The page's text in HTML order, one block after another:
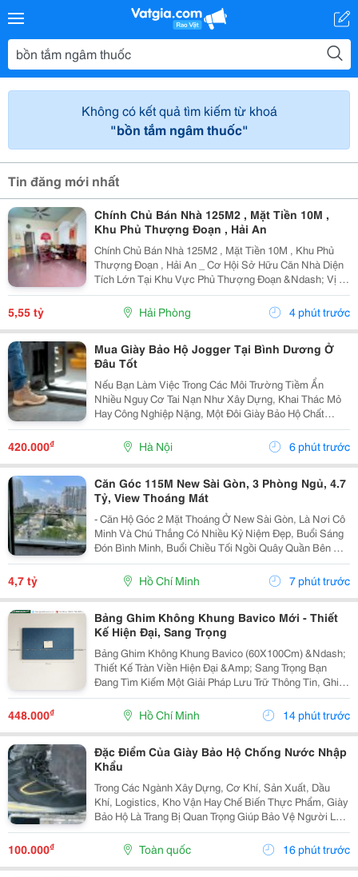
Không có kết quả tìm kiếm từ khoá
"bồn tắm ngâm thuốc"
Tin đăng mới nhất
Chính Chủ Bán Nhà 125M2 , Mặt Tiền 10M ,
Khu Phủ Thượng Đoạn , Hải An
Chính Chủ Bán Nhà 125M2 , Mặt Tiền 10M , Khu Phủ
Thượng Đoạn , Hải An _ Cơ Hội Sở Hữu Căn Nhà Diện
Tích Lớn Tại Khu Vực Phủ Thượng Đoạn &Ndash; Vị Trí
Đẹp, Ngõ Rộng, Ô Tô Chỉ Cách Nhà Vài Bước Chân.
Phù Hợp An Cư Hoặc Đầu Tư Lâu Dài. * Thông Tin...
5,55 tỷ Hải Phòng 4 phút trước
Mua Giày Bảo Hộ Jogger Tại Bình Dương Ở
Đâu Tốt
Nếu Bạn Làm Việc Trong Các Môi Trường Tiềm Ẩn
Nhiều Nguy Cơ Tai Nạn Như Xây Dựng, Khai Thác Mỏ
Hay Công Nghiệp Nặng, Một Đôi Giày Bảo Hộ Chất
Lượng Là Trang Bị Không Thể Thiếu Để Bảo Vệ Đôi
Chân. Safety Jogger Là Thương Hiệu Giày Bảo Hộ Nổi
Tiếng Với...
420.000₫ Hà Nội 6 phút trước
Căn Góc 115M New Sài Gòn, 3 Phòng Ngủ, 4.7
Tỷ, View Thoáng Mát
- Căn Hộ Góc 2 Mặt Thoáng Ở New Sài Gòn, Là Nơi Cô
Minh Và Chú Thắng Có Nhiều Kỷ Niệm Đẹp, Buổi Sáng
Đón Bình Minh, Buổi Chiều Tối Ngồi Quây Quần Bên Gia
Đình. Nay Chuẩn Bị Sang Ở Căn Biệt Thự Nên Đành
Gửi Gắm Căn Hộ Này Lại Với Giá 4.7 Tỷ - Căn Hộ...
4,7 tỷ Hồ Chí Minh 7 phút trước
Bảng Ghim Không Khung Bavico Mới - Thiết
Kế Hiện Đại, Sang Trọng
Bảng Ghim Không Khung Bavico (60X100Cm) &Ndash;
Thiết Kế Tràn Viền Hiện Đại &Amp; Sang Trọng Bạn
Đang Tìm Kiếm Một Giải Pháp Lưu Trữ Thông Tin, Ghi
Chú Công Việc Vừa Tiện Lợi Vừa Nâng Tầm Thẩm Mỹ
Cho Không Gian Sống Và Làm Việc? Bảng Ghim
Không...
448.000₫ Hồ Chí Minh 14 phút trước
Đặc Điểm Của Giày Bảo Hộ Chống Nước Nhập
Khẩu
Trong Các Ngành Xây Dựng, Cơ Khí, Sản Xuất, Dầu
Khí, Logistics, Kho Vận Hay Chế Biến Thực Phẩm, Giày
Bảo Hộ Là Trang Bị Quan Trọng Giúp Bảo Vệ Người Lao
Động Trước Những Nguy Cơ Tiềm Ẩn Trong Môi Trường
Làm Việc. Đối Với Những Công Việc Thường Xuyên...
100.000₫ Toàn quốc 16 phút trước